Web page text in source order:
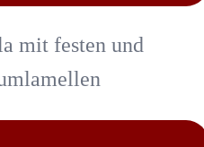
mit festen und